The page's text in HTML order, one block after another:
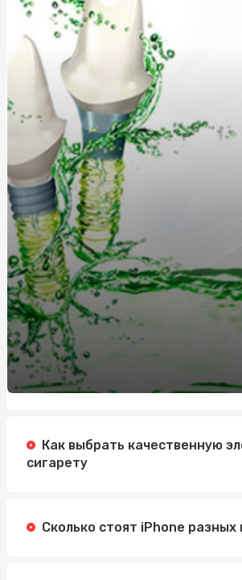
Послуги катафалка: Ціна, особливості
Запалення дихальних шляхів:
методи лікування
Кухонные диваны в современном
и стиль в одном
Жетоны для солдат: традиция,
Длинный или короткий дождевик: как
идеальную модель?
Как выбрать идеальную чашу, колбу и
кальяна?
Греющий кабель для водостока:
обледенения и замерзания
Дождевики для спортсменов: лучшие
активного отдыха от интернет-
Комфорт»
Як стати професіоналом в нарощуванні
полігелем: 5 кроків для успішного
водіння
Как выбрать качественную
сигарету
Сколько стоят iPhone разных